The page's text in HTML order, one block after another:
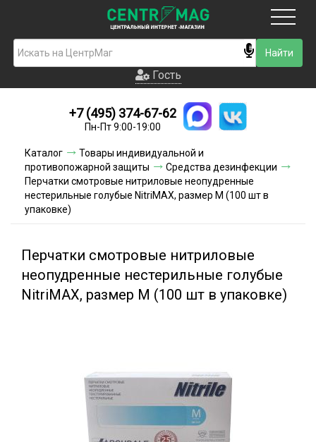
Гость
Новинки
Условия доставки
Условия оплаты
Гость
+7 (495) 374-67-62
Пн-Пт 9:00-19:00
Каталог
Товары индивидуальной и
противопожарной защиты
Средства дезинфекции
Перчатки смотровые нитриловые неопудренные
нестерильные голубые NitriMAX, размер M (100 шт в
упаковке)
Перчатки смотровые нитриловые
неопудренные нестерильные голубые
NitriMAX, размер M (100 шт в упаковке)